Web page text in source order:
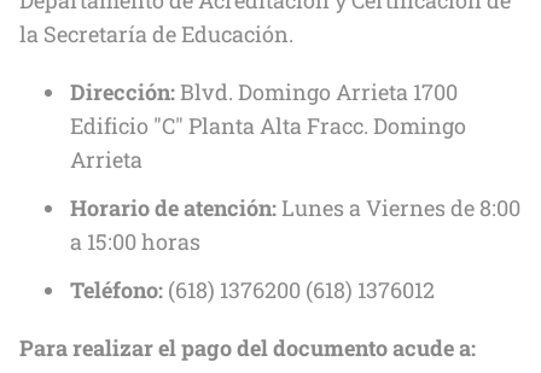
la Secretaría de Educación.
Dirección:Blvd. Domingo Arrieta 1700
Edificio "C" Planta Alta Fracc. Domingo
Arrieta
Horario de atención:Lunes a Viernes de 8:00
a 15:00 horas
Teléfono: (618) 1376200 (618) 1376012
Para realizar el pago del documento acude a: